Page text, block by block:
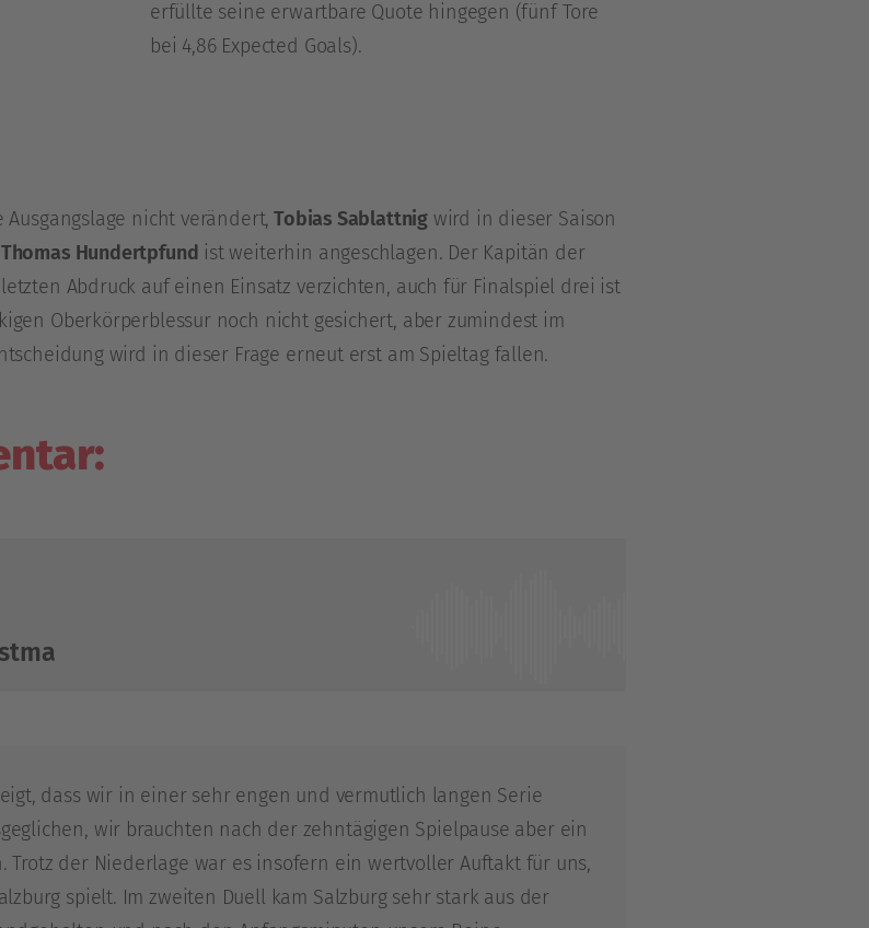
erfüllte seine erwartbare Quote hingegen (fünf Tore
bei 4,86 Expected Goals).
nicht verändert, Tobias Sablattnig wird in dieser Saison
Thomas Hundertpfund ist weiterhin angeschlagen. Der Kapitän der
Abdruck auf einen Einsatz verzichten, auch für Finalspiel drei ist
Oberkörperblessur noch nicht gesichert, aber zumindest im
wird in dieser Frage erneut erst am Spieltag fallen.
dass wir in einer sehr engen und vermutlich langen Serie
wir brauchten nach der zehntägigen Spielpause aber ein
Trotz der Niederlage war es insofern ein wertvoller Auftakt für uns,
spielt. Im zweiten Duell kam Salzburg sehr stark aus der